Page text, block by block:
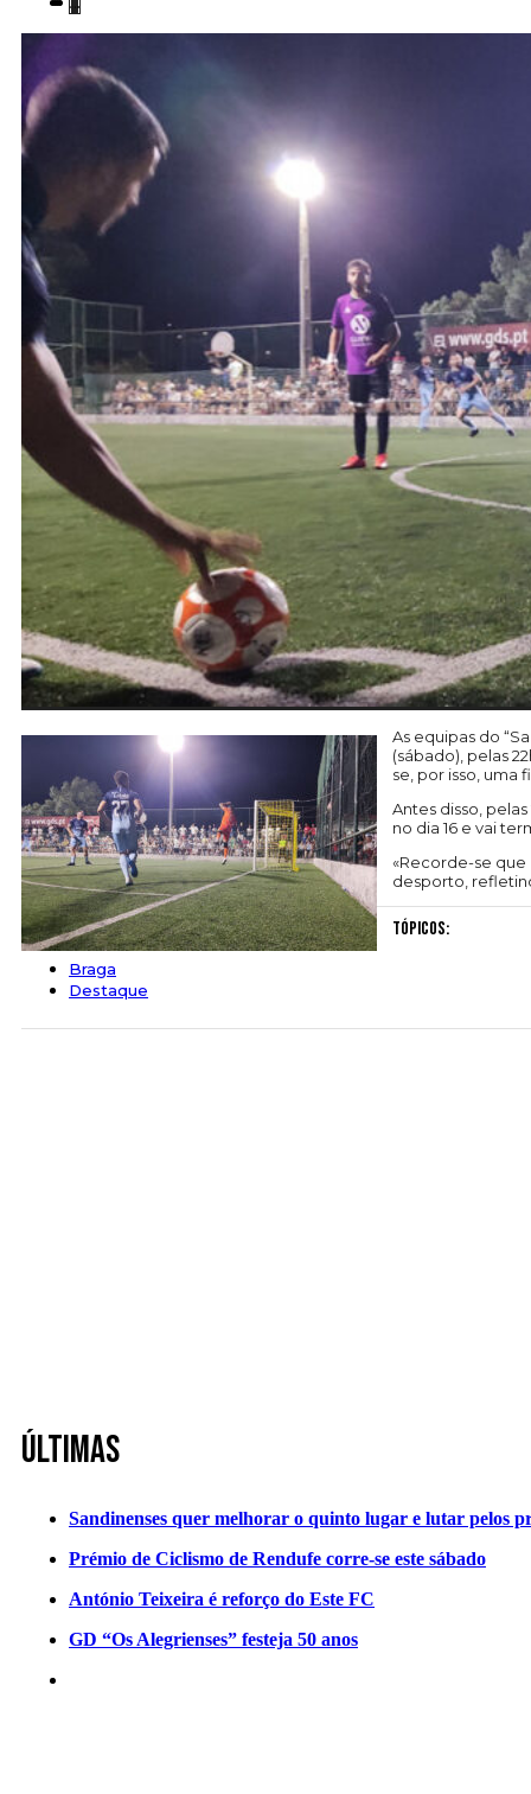
As equipas do
(sábado), pelas
se, por isso, uma
Antes disso,
no dia 16 e vai
«Recorde-se
desporto,
Tópicos:
Braga
Destaque
Últimas
Sandinenses quer melhorar o quinto lugar e lutar pelos
Prémio de Ciclismo de Rendufe corre-se este sábado
António Teixeira é reforço do Este FC
GD “Os Alegrienses” festeja 50 anos